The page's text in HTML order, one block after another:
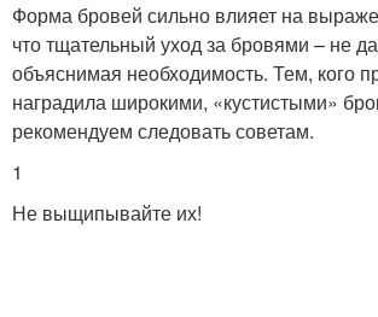
Форма бровей сильно влияет на
что тщательный уход за бровями – не
объяснимая необходимость. Тем, кого
наградила широкими, «кустистыми»
рекомендуем следовать советам.
1
Не выщипывайте их!